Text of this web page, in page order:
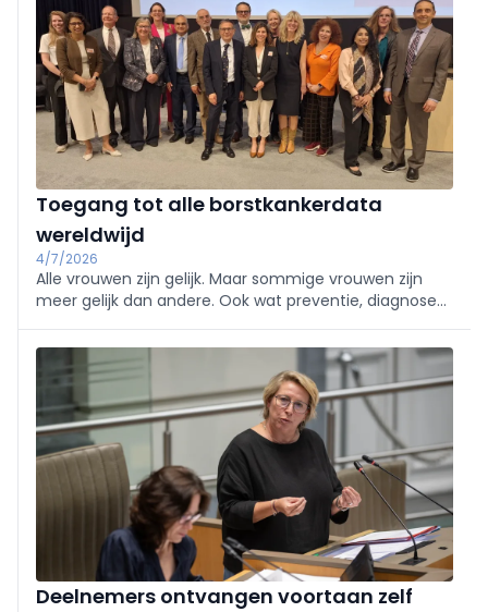
Toegang tot alle borstkankerdata
wereldwijd
4/7/2026
Alle vrouwen zijn gelijk. Maar sommige vrouwen zijn
meer gelijk dan andere. Ook wat preventie, diagnose
Deelnemers ontvangen voortaan zelf